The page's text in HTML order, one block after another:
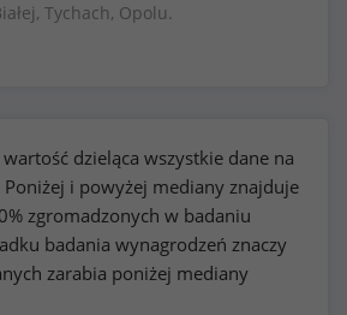
Tychach, Opolu.
dzieląca wszystkie dane na
i powyżej mediany znajduje
zgromadzonych w badaniu
badania wynagrodzeń znaczy
zarabia poniżej mediany